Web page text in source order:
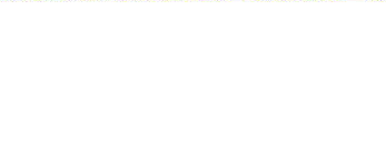
指示する業務 【使用ツール、言語等】
る基幹システムの開発に使用します。 ●SQL:製造